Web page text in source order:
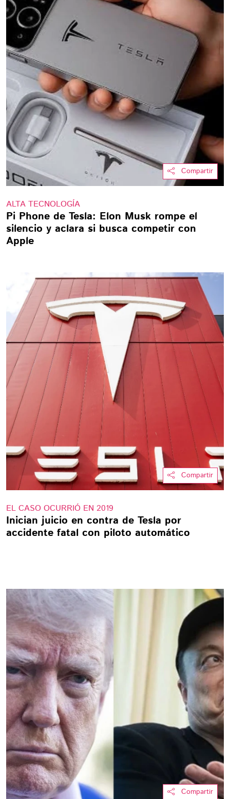
Compartir
ALTA TECNOLOGÍA
Pi Phone de Tesla: Elon Musk rompe el
silencio y aclara si busca competir con
Apple
Compartir
EL CASO OCURRIÓ EN 2019
Inician juicio en contra de Tesla por
accidente fatal con piloto automático
Compartir